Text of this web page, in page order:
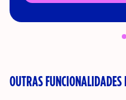
OUTRAS FUNCIONALIDADES